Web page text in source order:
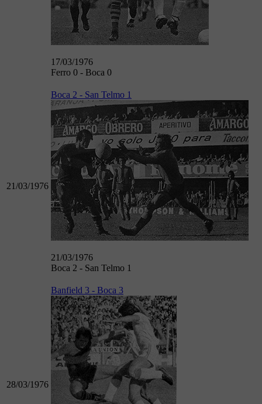
17/03/1976
Ferro 0 - Boca 0
21/03/1976
Boca 2 - San Telmo 1
21/03/1976
Boca 2 - San Telmo 1
28/03/1976
Banfield 3 - Boca 3